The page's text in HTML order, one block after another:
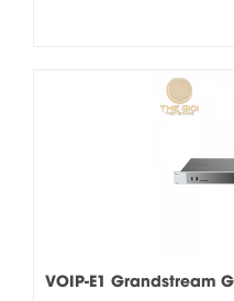
VOIP-E1 Grandstream